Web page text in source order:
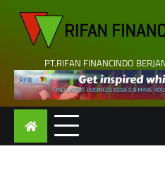
content
PT.RIFAN FINANCINDO